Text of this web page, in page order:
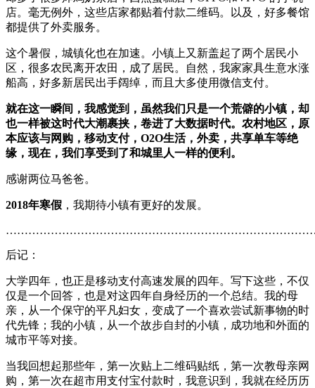
店。毫无例外，这些店家都贴着付款二维码。以及，好多餐馆
都提供了外卖服务。
这个暑假，城镇化也在加速。小镇上又新盖起了两个居民小
区，很多农民离开农田，成了居民。自然，我家家具生意水涨
船高，好多新居民出手阔绰，而且大多使用微信支付。
就在这一瞬间，我感觉到，虽然我们只是一个荒僻的小镇，却
也一样被这时代大潮裹挟，卷进了大数据时代。农村地区，原
本应该与网购，移动支付，O2O生活，外卖，共享单车等绝
缘，现在，我们享受到了和城里人一样的便利。
感谢两位马爸爸。
2018年寒假 ，我期待小镇有更好的发展。
后记：
大学四年，也正是移动支付高速发展的四年。写下这些，不仅
仅是一个回答，也是对这四年自身经历的一个总结。我的母
亲，从一个保守的平凡妇女，变成了一个喜欢尝试新事物的时
代先锋；我的小镇，从一个故步自封的小镇，成功地和外面的
城市平等对接。
当我回想起那些年，第一次贴上二维码贴纸，第一次教母亲网
购，第一次在超市用支付宝付款时，我意识到，我就在经历历